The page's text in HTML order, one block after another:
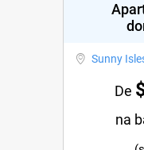
Sunny
De
na